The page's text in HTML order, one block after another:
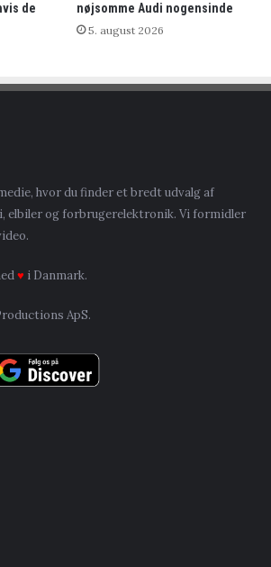
de
nøjsomme Audi nogensinde
5. august 2026
hvor du finder et bredt udvalg af
elbiler og forbrugerelektronik. Vi formidler
♥ i Danmark.
ApS.